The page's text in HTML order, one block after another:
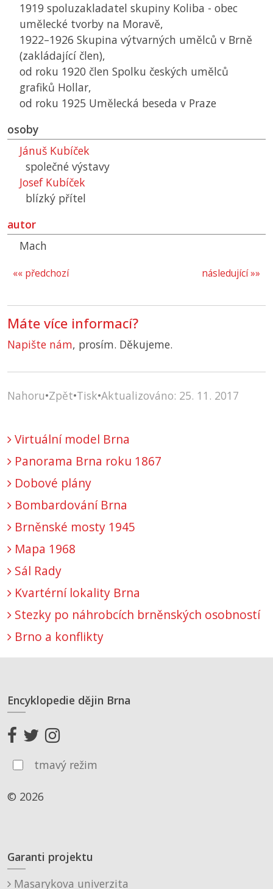
1919 spoluzakladatel skupiny Koliba - obec
umělecké tvorby na Moravě,
1922–1926 Skupina výtvarných umělců v Brně
(zakládající člen),
od roku 1920 člen Spolku českých umělců
grafiků Hollar,
od roku 1925 Umělecká beseda v Praze
osoby
Jánuš Kubíček
společné výstavy
Josef Kubíček
blízký přítel
autor
Mach
následující »»
«« předchozí
Máte více informací?
Napište nám, prosím. Děkujeme.
Nahoru•Zpět•Tisk•Aktualizováno: 25. 11. 2017
Virtuální model Brna
Panorama Brna roku 1867
Dobové plány
Bombardování Brna
Brněnské mosty 1945
Mapa 1968
Sál Rady
Kvartérní lokality Brna
Stezky po náhrobcích brněnských osobností
Brno a konflikty
Encyklopedie dějin Brna
tmavý režim
© 2026
Garanti projektu
Masarykova univerzita